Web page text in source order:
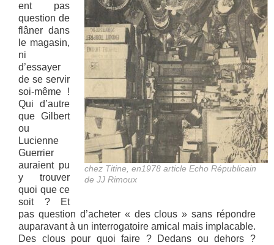
chez Titine, en1978 article Echo Républicain
de JJ Rimoux
ent pas
question de
flâner dans
le magasin,
ni
d’essayer
de se servir
soi-même !
Qui d’autre
que Gilbert
ou
Lucienne
Guerrier
auraient pu
y trouver
quoi que ce
soit ? Et
pas question d’acheter « des clous » sans répondre
auparavant à un interrogatoire amical mais implacable.
Des clous pour quoi faire ? Dedans ou dehors ?